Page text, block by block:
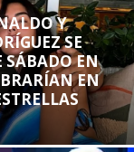
Y
SE
SÁBADO EN
EN